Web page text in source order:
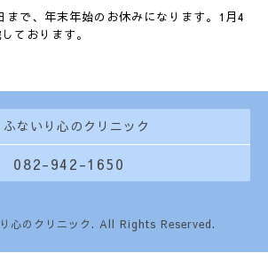
まで、年末年始のお休みになります。1月4
ております。
ふないり心のクリニック
082-942-1650
心のクリニック. All Rights Reserved.